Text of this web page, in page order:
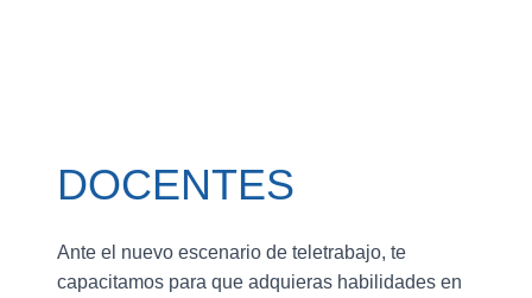
DOCENTES
Ante el nuevo escenario de teletrabajo, te
capacitamos para que adquieras habilidades en